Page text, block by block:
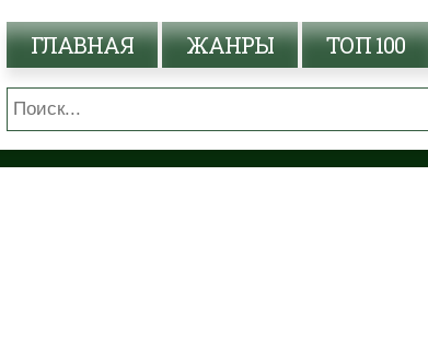
ГЛАВНАЯ ЖАНРЫ ТОП 100